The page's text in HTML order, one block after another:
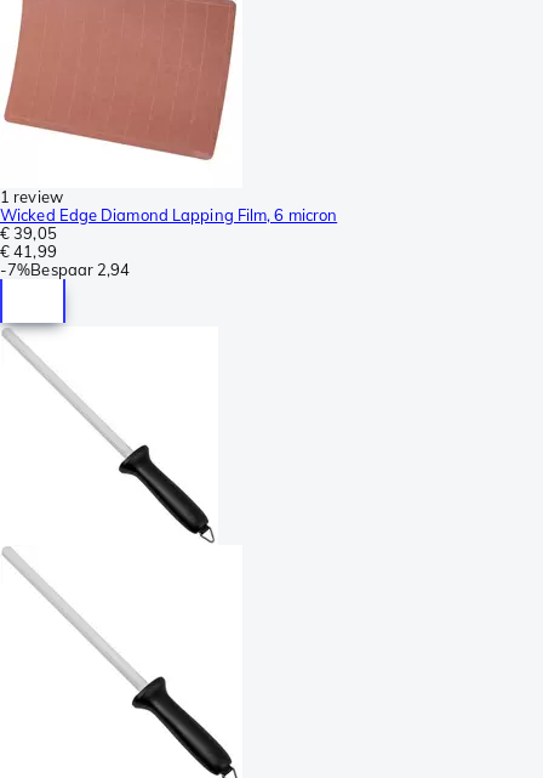
1 review
Wicked Edge Diamond Lapping Film, 6 micron
€ 39,05
€ 41,99
-7%Bespaar 2,94